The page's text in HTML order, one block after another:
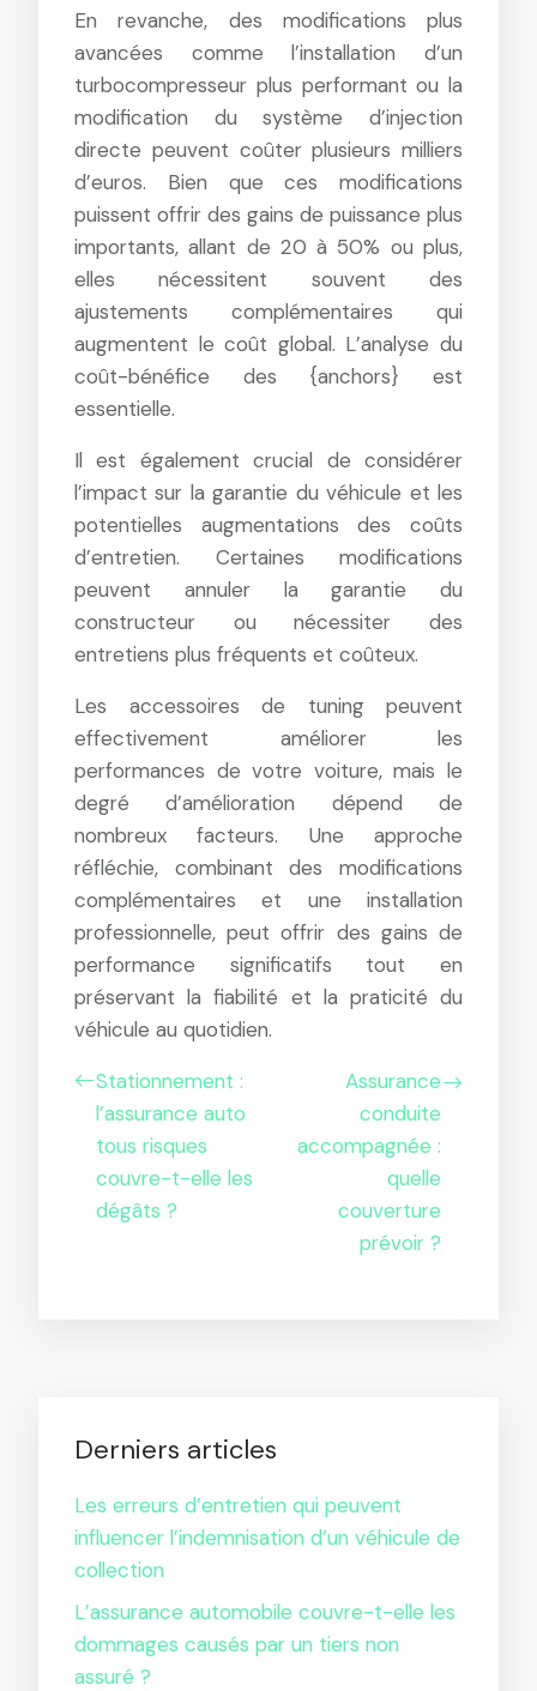
En revanche, des modifications plus
avancées comme l’installation d’un
turbocompresseur plus performant ou la
modification du système d’injection
directe peuvent coûter plusieurs milliers
d’euros. Bien que ces modifications
puissent offrir des gains de puissance plus
importants, allant de 20 à 50% ou plus,
elles nécessitent souvent des
ajustements complémentaires qui
augmentent le coût global. L’analyse du
coût-bénéfice des {anchors} est
essentielle.
Il est également crucial de considérer
l’impact sur la garantie du véhicule et les
potentielles augmentations des coûts
d’entretien. Certaines modifications
peuvent annuler la garantie du
constructeur ou nécessiter des
entretiens plus fréquents et coûteux.
Les accessoires de tuning peuvent
effectivement améliorer les
performances de votre voiture, mais le
degré d’amélioration dépend de
nombreux facteurs. Une approche
réfléchie, combinant des modifications
complémentaires et une installation
professionnelle, peut offrir des gains de
performance significatifs tout en
préservant la fiabilité et la praticité du
véhicule au quotidien.
Stationnement :
l’assurance auto
tous risques
couvre-t-elle les
dégâts ?
Assurance
conduite
accompagnée :
quelle
couverture
prévoir ?
Derniers articles
Les erreurs d’entretien qui peuvent
influencer l’indemnisation d’un véhicule de
collection
L’assurance automobile couvre-t-elle les
dommages causés par un tiers non
assuré ?